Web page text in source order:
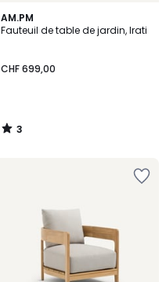
AM.PM
Fauteuil de table de jardin, Irati
CHF 699,00
3
/
3
/